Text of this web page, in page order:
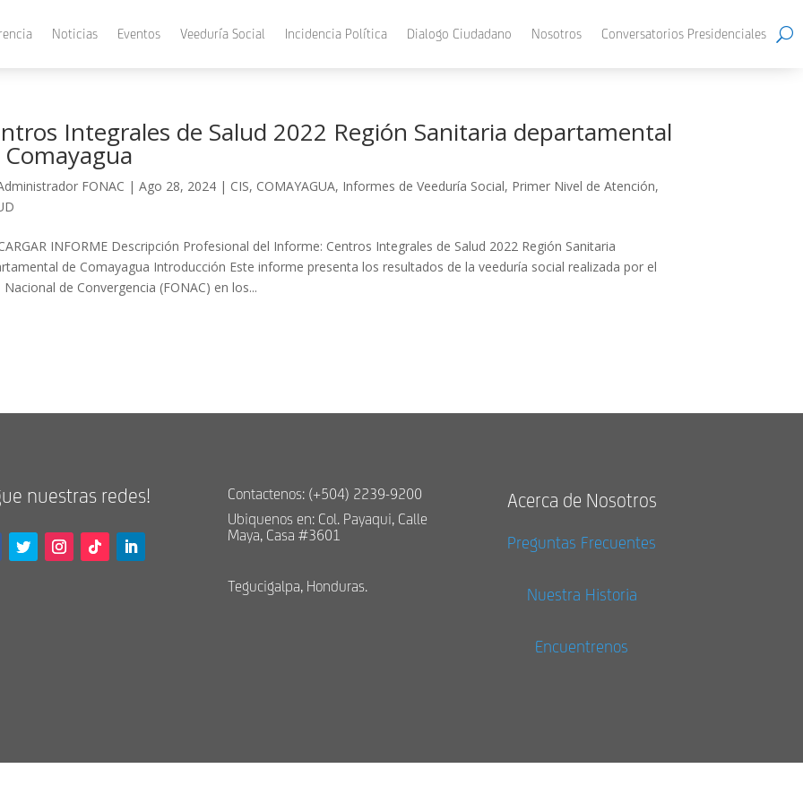
Noticias Eventos Veeduría Social Incidencia Política Dialogo Ciudadano Nosotros Conversatorios Presidenciales
Integrales de Salud 2022 Región Sanitaria departamental
FONAC | Ago 28, 2024| CIS, COMAYAGUA, Informes de Veeduría Social, Primer Nivel de Atención,
INFORME Descripción Profesional del Informe: Centros Integrales de Salud 2022 Región Sanitaria
de Comayagua Introducción Este informe presenta los resultados de la veeduría social realizada por el
de Convergencia (FONAC) en los...
nuestras redes!
Contactenos: (+504) 2239-9200
Ubiquenos en: Col. Payaqui, Calle
Maya, Casa #3601
Tegucigalpa, Honduras.
Acerca de Nosotros
Preguntas Frecuentes
Nuestra Historia
Encuentrenos